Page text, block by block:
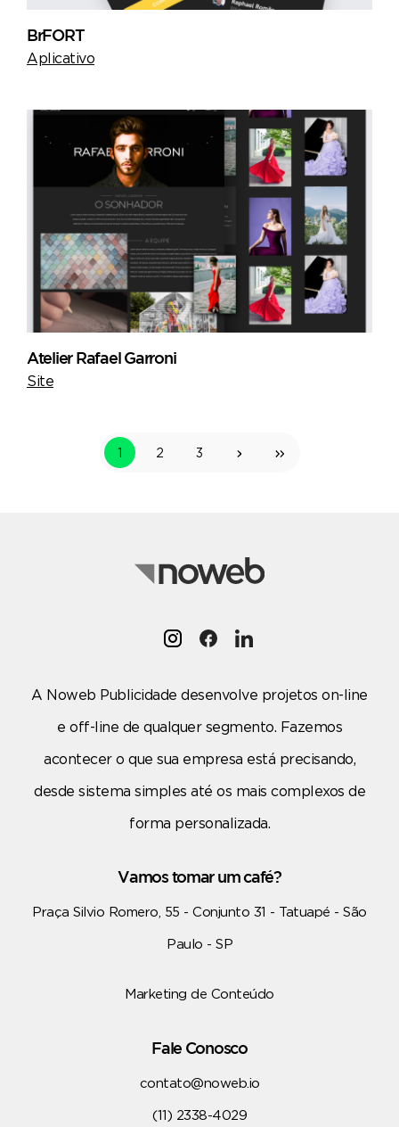
BrFORT
Aplicativo
Atelier Rafael Garroni
Site
1 2 3
A Noweb Publicidade desenvolve projetos on-line
e off-line de qualquer segmento. Fazemos
acontecer o que sua empresa está precisando,
desde sistema simples até os mais complexos de
forma personalizada.
Vamos tomar um café?
Praça Silvio Romero, 55 - Conjunto 31 - Tatuapé - São
Paulo - SP
Marketing de Conteúdo
Fale Conosco
contato@noweb.io
(11) 2338-4029